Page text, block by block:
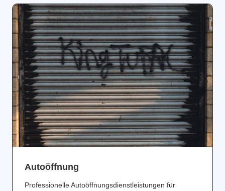
Аutoöffnung
Professionelle Autoöffnungsdienstleistungen für